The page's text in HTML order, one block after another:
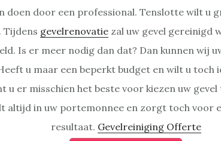
doen door een professional. Tenslotte wilt u
Tijdens gevelrenovatiezal uw gevel gereinigd
Is er meer nodig dan dat? Dan kunnen wij
u maar een beperkt budget en wilt u toch
u er misschien het beste voor kiezen uw
altijd in uw portemonnee en zorgt toch voor
resultaat. Gevelreiniging Offerte